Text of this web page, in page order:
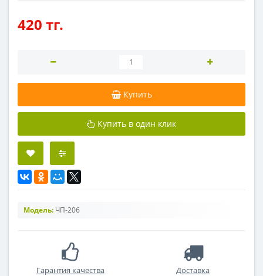
420 тг.
Купить
Купить в один клик
Модель: ЧП-206
Гарантия качества Доставка